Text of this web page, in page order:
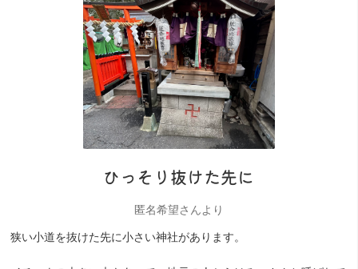
ひっそり抜けた先に
匿名希望さんより
狭い小道を抜けた先に小さい神社があります。